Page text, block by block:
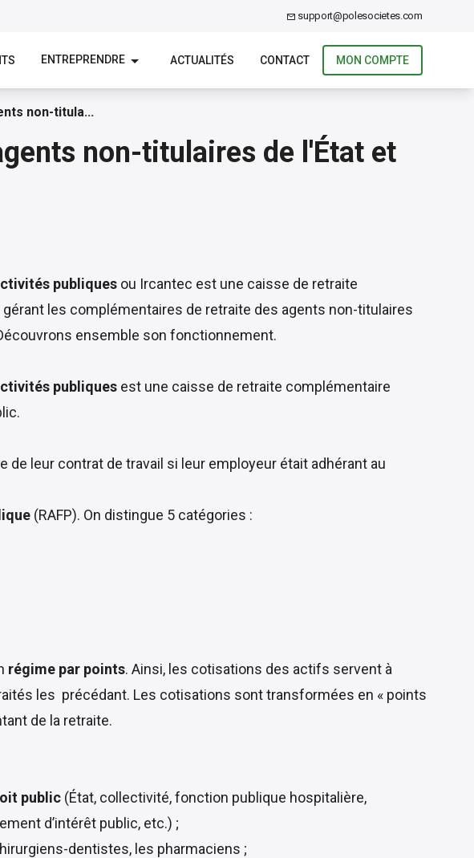
support@polesocietes.com
ENTREPRENDRE ACTUALITÉS CONTACT MON COMPTE
non-titula...
non-titulaires de l'État et
publiques ou Ircantec est une caisse de retraite
les complémentaires de retraite des agents non-titulaires
ensemble son fonctionnement.
publiques est une caisse de retraite complémentaire
de leur contrat de travail si leur employeur était adhérant au
(RAFP). On distingue 5 catégories :
régime par points. Ainsi, les cotisations des actifs servent à
les précédant. Les cotisations sont transformées en « points
de la retraite.
public (État, collectivité, fonction publique hospitalière,
d’intérêt public, etc.) ;
dentistes, les pharmaciens ;